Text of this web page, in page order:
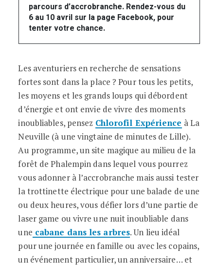
parcours d’accrobranche. Rendez-vous du
6 au 10 avril sur la page Facebook, pour
tenter votre chance.
Les aventuriers en recherche de sensations
fortes sont dans la place ? Pour tous les petits,
les moyens et les grands loups qui débordent
d’énergie et ont envie de vivre des moments
inoubliables, pensez Chlorofil Expérience à La
Neuville (à une vingtaine de minutes de Lille).
Au programme, un site magique au milieu de la
forêt de Phalempin dans lequel vous pourrez
vous adonner à l’accrobranche mais aussi tester
la trottinette électrique pour une balade de une
ou deux heures, vous défier lors d’une partie de
laser game ou vivre une nuit inoubliable dans
une cabane dans les arbres. Un lieu idéal
pour une journée en famille ou avec les copains,
un événement particulier, un anniversaire… et